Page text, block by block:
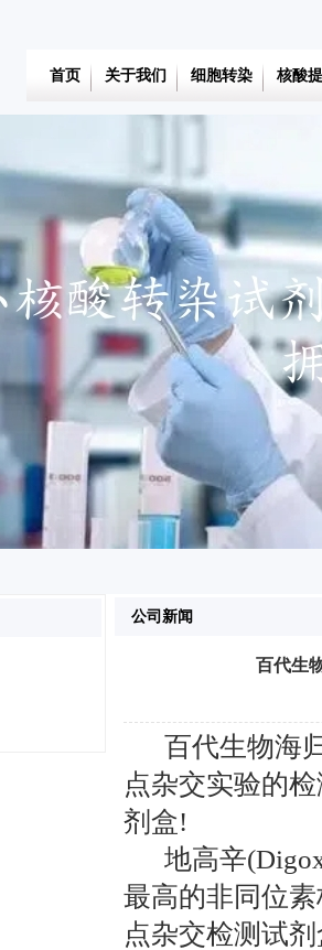
首页 关于我们 细胞转染 核酸
公司新闻
百代生
百代生物海
点杂交实验的
剂盒!
地高辛
最高的非同位
点杂交检测试